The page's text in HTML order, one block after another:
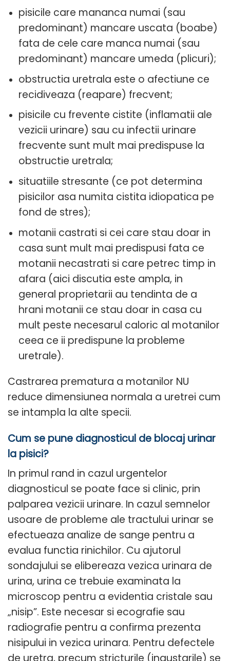
pisicile care mananca numai (sau
predominant) mancare uscata (boabe)
fata de cele care manca numai (sau
predominant) mancare umeda (plicuri);
obstructia uretrala este o afectiune ce
recidiveaza (reapare) frecvent;
pisicile cu frevente cistite (inflamatii ale
vezicii urinare) sau cu infectii urinare
frecvente sunt mult mai predispuse la
obstructie uretrala;
situatiile stresante (ce pot determina
pisicilor asa numita cistita idiopatica pe
fond de stres);
motanii castrati si cei care stau doar in
casa sunt mult mai predispusi fata ce
motanii necastrati si care petrec timp in
afara (aici discutia este ampla, in
general proprietarii au tendinta de a
hrani motanii ce stau doar in casa cu
mult peste necesarul caloric al motanilor
ceea ce ii predispune la probleme
uretrale).
Castrarea prematura a motanilor NU
reduce dimensiunea normala a uretrei cum
se intampla la alte specii.
Cum se pune diagnosticul de blocaj urinar
la pisici?
In primul rand in cazul urgentelor
diagnosticul se poate face si clinic, prin
palparea vezicii urinare. In cazul semnelor
usoare de probleme ale tractului urinar se
efectueaza analize de sange pentru a
evalua functia rinichilor. Cu ajutorul
sondajului se elibereaza vezica urinara de
urina, urina ce trebuie examinata la
microscop pentru a evidentia cristale sau
„nisip”. Este necesar si ecografie sau
radiografie pentru a confirma prezenta
nisipului in vezica urinara. Pentru defectele